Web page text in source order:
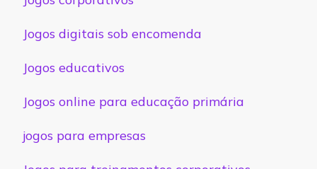
Jogos digitais sob encomenda
Jogos educativos
Jogos online para educação primária
jogos para empresas